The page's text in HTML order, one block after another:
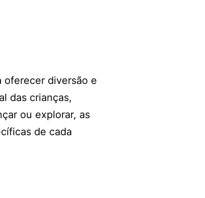
oferecer diversão e
das crianças,
ou explorar, as
de cada